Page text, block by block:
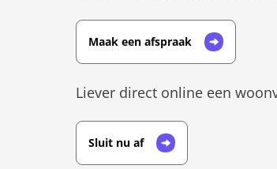
Maak een afspraak
Liever direct online een
Sluit nu af